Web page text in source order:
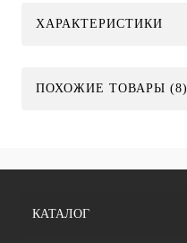
ХАРАКТЕРИСТИКИ
ПОХОЖИЕ ТОВАРЫ (8)
КАТАЛОГ